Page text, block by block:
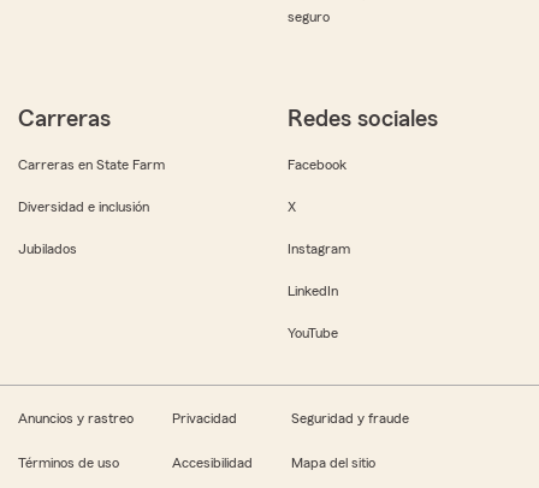
seguro
Carreras
Carreras en State Farm
Diversidad e inclusión
Jubilados
Redes sociales
Facebook
X
Instagram
LinkedIn
YouTube
Anuncios y rastreo Privacidad Seguridad y fraude
Términos de uso Accesibilidad Mapa del sitio